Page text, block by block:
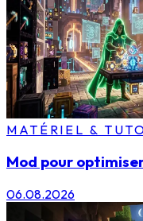
MATÉRIEL &
Mod pour
06.08.2026